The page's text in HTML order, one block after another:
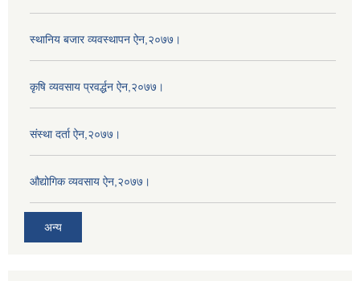
स्थानिय बजार व्यवस्थापन ऐन,२०७७।
कृषि व्यवसाय प्रवर्द्धन ऐन,२०७७।
संस्था दर्ता ऐन,२०७७।
औद्योगिक व्यवसाय ऐन,२०७७।
अन्य